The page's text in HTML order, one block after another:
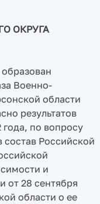
ОКРУГА
Военно-
области
результатов
года, по вопросу
Российской
и
от 28 сентября
области о ее